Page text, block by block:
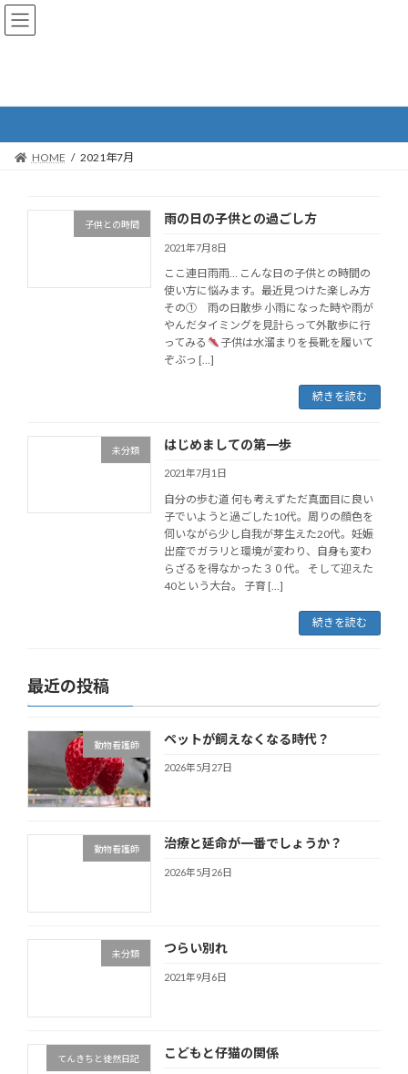
コ
ン
ナ
ビ愛玩動物看護師が考える愛犬愛犬との暮らし
HOME 2021年7月
子供との時間 雨の日の子供との過ごし方
2021年7月8日
ここ連日雨雨… こんな日の子供との時間の
使い方に悩みます。最近見つけた楽しみ方
その① 雨の日散歩 小雨になった時や雨が
やんだタイミングを見計らって外散歩に行
ってみる
子供は水溜まりを長靴を履いて
ぞぶっ […]
続きを読む
未分類 はじめましての第一歩
2021年7月1日
自分の歩む道 何も考えずただ真面目に良い
子でいようと過ごした10代。周りの顔色を
伺いながら少し自我が芽生えた20代。妊娠
出産でガラリと環境が変わり、自身も変わ
らざるを得なかった３０代。 そして迎えた
40という大台。 子育 […]
続きを読む
最近の投稿
動物看護師 ペットが飼えなくなる時代？
2026年5月27日
動物看護師 治療と延命が一番でしょうか？
2026年5月26日
未分類 つらい別れ
2021年9月6日
てんきちと徒然日記 こどもと仔猫の関係